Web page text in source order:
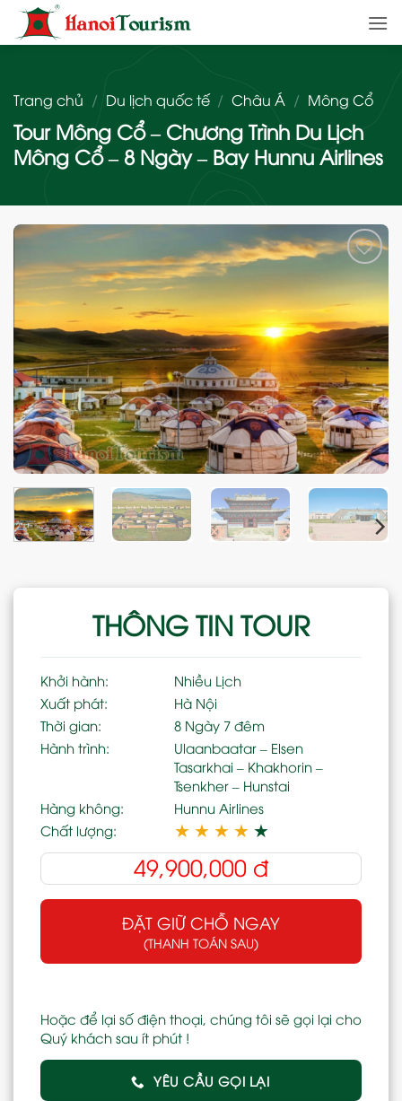
qua
nội
Trang chủ / Du lịch quốc tế / Châu Á / Mông Cổ
Tour Mông Cổ – Chương Trình Du Lịch
Mông Cổ – 8 Ngày – Bay Hunnu Airlines
Add
to
wishlist
THÔNG TIN TOUR
Khởi hành:
Nhiều Lịch
Xuất phát:
Hà Nội
Thời gian:
8 Ngày 7 đêm
Hành trình:
Ulaanbaatar – Elsen
Tasarkhai – Khakhorin –
Tsenkher – Hunstai
Hàng không:
Hunnu Airlines
Chất lượng:
★ ★ ★ ★ ★
49,900,000 đ
ĐẶT GIỮ CHỖ NGAY
(THANH TOÁN SAU)
Hoặc để lại số điện thoại, chúng tôi sẽ gọi lại cho
Quý khách sau ít phút !
YÊU CẦU GỌI LẠI